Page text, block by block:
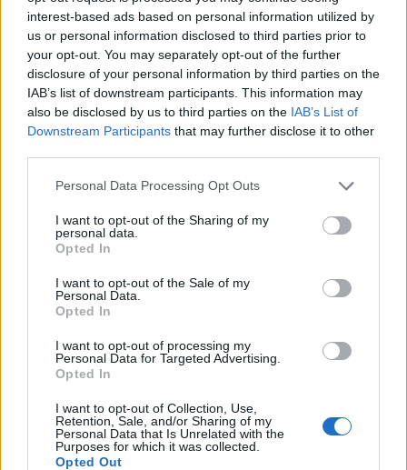
interest-based ads based on personal information utilized by
us or personal information disclosed to third parties prior to
your opt-out. You may separately opt-out of the further
disclosure of your personal information by third parties on the
IAB’s list of downstream participants. This information may
also be disclosed by us to third parties on the IAB’s List of
Downstream Participants that may further disclose it to other
Personal Data Processing Opt Outs
I want to opt-out of the Sharing of my
personal data.
Opted In
I want to opt-out of the Sale of my
Personal Data.
Opted In
I want to opt-out of processing my
Personal Data for Targeted Advertising.
Opted In
I want to opt-out of Collection, Use,
Retention, Sale, and/or Sharing of my
Personal Data that Is Unrelated with the
Purposes for which it was collected.
Opted Out
doppietta di Tapparello
8 Ago 2026
Il Latte Dolce prende Dumani dalla Torres,
Mascia, Sorgente, Lopes, Limberti e Cherchi
gli altri acquisti
8 Ago 2026
Manuel Rinino e Samuele Vacca
7 Ago 2026